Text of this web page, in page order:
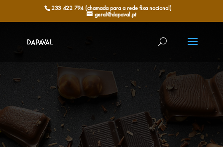
233 422 794 (chamada para a rede fixa nacional)
geral@dapaval.pt